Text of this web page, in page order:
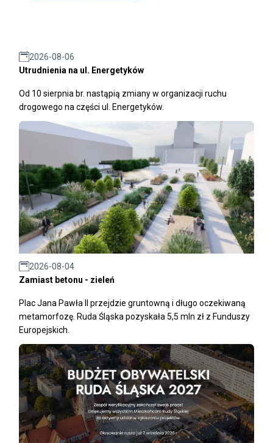
2026-08-06
Utrudnienia na ul. Energetyków
Od 10 sierpnia br. nastąpią zmiany w organizacji ruchu
drogowego na części ul. Energetyków.
2026-08-04
Zamiast betonu - zieleń
Plac Jana Pawła II przejdzie gruntowną i długo oczekiwaną
metamorfozę. Ruda Śląska pozyskała 5,5 mln zł z Funduszy
Europejskich.